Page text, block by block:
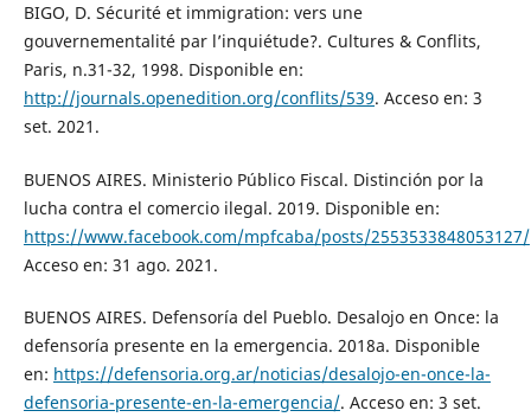
BIGO, D. Sécurité et immigration: vers une
gouvernementalité par l’inquiétude?. Cultures & Conflits,
Paris, n.31-32, 1998. Disponible en:
http://journals.openedition.org/conflits/539. Acceso en: 3
set. 2021.
BUENOS AIRES. Ministerio Público Fiscal. Distinción por la
lucha contra el comercio ilegal. 2019. Disponible en:
https://www.facebook.com/mpfcaba/posts/2553533848053127/
Acceso en: 31 ago. 2021.
BUENOS AIRES. Defensoría del Pueblo. Desalojo en Once: la
defensoría presente en la emergencia. 2018a. Disponible
en: https://defensoria.org.ar/noticias/desalojo-en-once-la-
defensoria-presente-en-la-emergencia/. Acceso en: 3 set.